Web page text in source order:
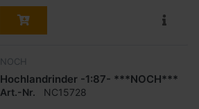
NOCH
Hochlandrinder -1:87- ***NOCH***
Art.-Nr. NC15728